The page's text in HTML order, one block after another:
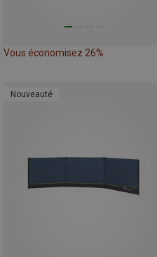
Vous économisez 26%
Nouveauté